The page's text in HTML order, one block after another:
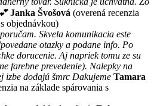
Janka Švošová (overená recenzia
objednávkou)
Skvela komunikacia este
otazky a podane info. Po
dorucenie. Aj napriek tomu ze su
farebne prevedenie). Nalepky na
izbe dodajú šmrc Dakujeme Tamara
na základe spárovania s